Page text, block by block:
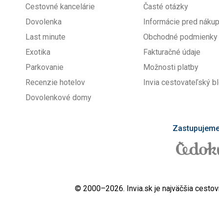
Cestovné kancelárie
Dovolenka
Last minute
Exotika
Parkovanie
Recenzie hotelov
Dovolenkové domy
Časté otázky
Informácie pred
Obchodné podmienky
Fakturačné údaje
Možnosti platby
Invia cestovateľský
© 2000–2026. Invia.sk je najväčšia